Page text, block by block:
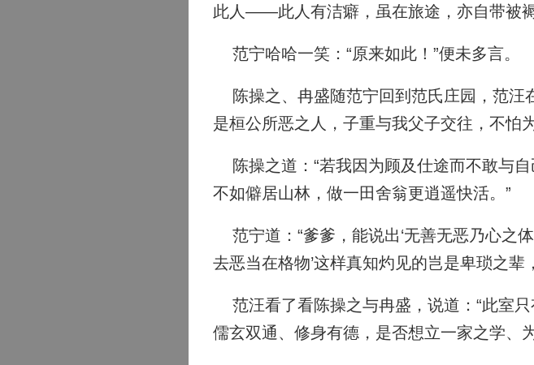
此人——此人有洁癖，虽在旅途，亦自带被
范宁哈哈一笑：“原来如此！”便未多言。
陈操之、冉盛随范宁回到范氏庄园，范汪
是桓公所恶之人，子重与我父子交往，不怕
陈操之道：“若我因为顾及仕途而不敢与
不如僻居山林，做一田舍翁更逍遥快活。”
范宁道：“爹爹，能说出‘无善无恶乃心之
去恶当在格物’这样真知灼见的岂是卑琐之辈
范汪看了看陈操之与冉盛，说道：“此室
儒玄双通、修身有德，是否想立一家之学、